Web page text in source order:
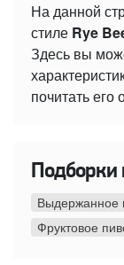
На данной
стиле Rye
Здесь вы
почитать его
Подборки
Выдержанное
Фруктовое